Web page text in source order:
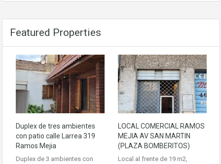
Featured Properties
Duplex de tres ambientes
con patio calle Larrea 319
Ramos Mejia
Duplex de 3 ambientes con
LOCAL COMERCIAL RAMOS
MEJIA AV SAN MARTIN
(PLAZA BOMBERITOS)
Local al frente de 19 m2,